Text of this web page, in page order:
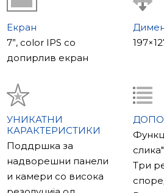
значително ја зголеми
видео. Додека го гледате
повикувачкиот панел,
прозорец кој го прикажува
надгледувате областа преку
потреба да префрлате помеѓу
Каде да се користи
Овој Slinex SQ-07MTHD може
прошири можностите на
поврзување до 2 повикувачки
Ова е многу практично ако
Екран
7”, color IPS со
допирлив екран
УНИКАТНИ
КАРАКТЕРИСТИКИ
Поддршка за
надворешни панели
и камери со висока
слика"
Три